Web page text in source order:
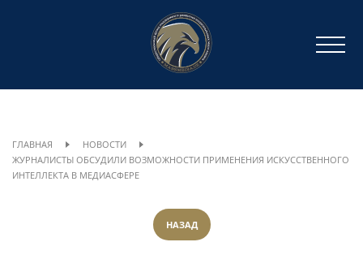
ГЛАВНАЯ
НОВОСТИ
ЖУРНАЛИСТЫ ОБСУДИЛИ ВОЗМОЖНОСТИ ПРИМЕНЕНИЯ ИСКУССТВЕННОГО
ИНТЕЛЛЕКТА В МЕДИАСФЕРЕ
НАЗАД